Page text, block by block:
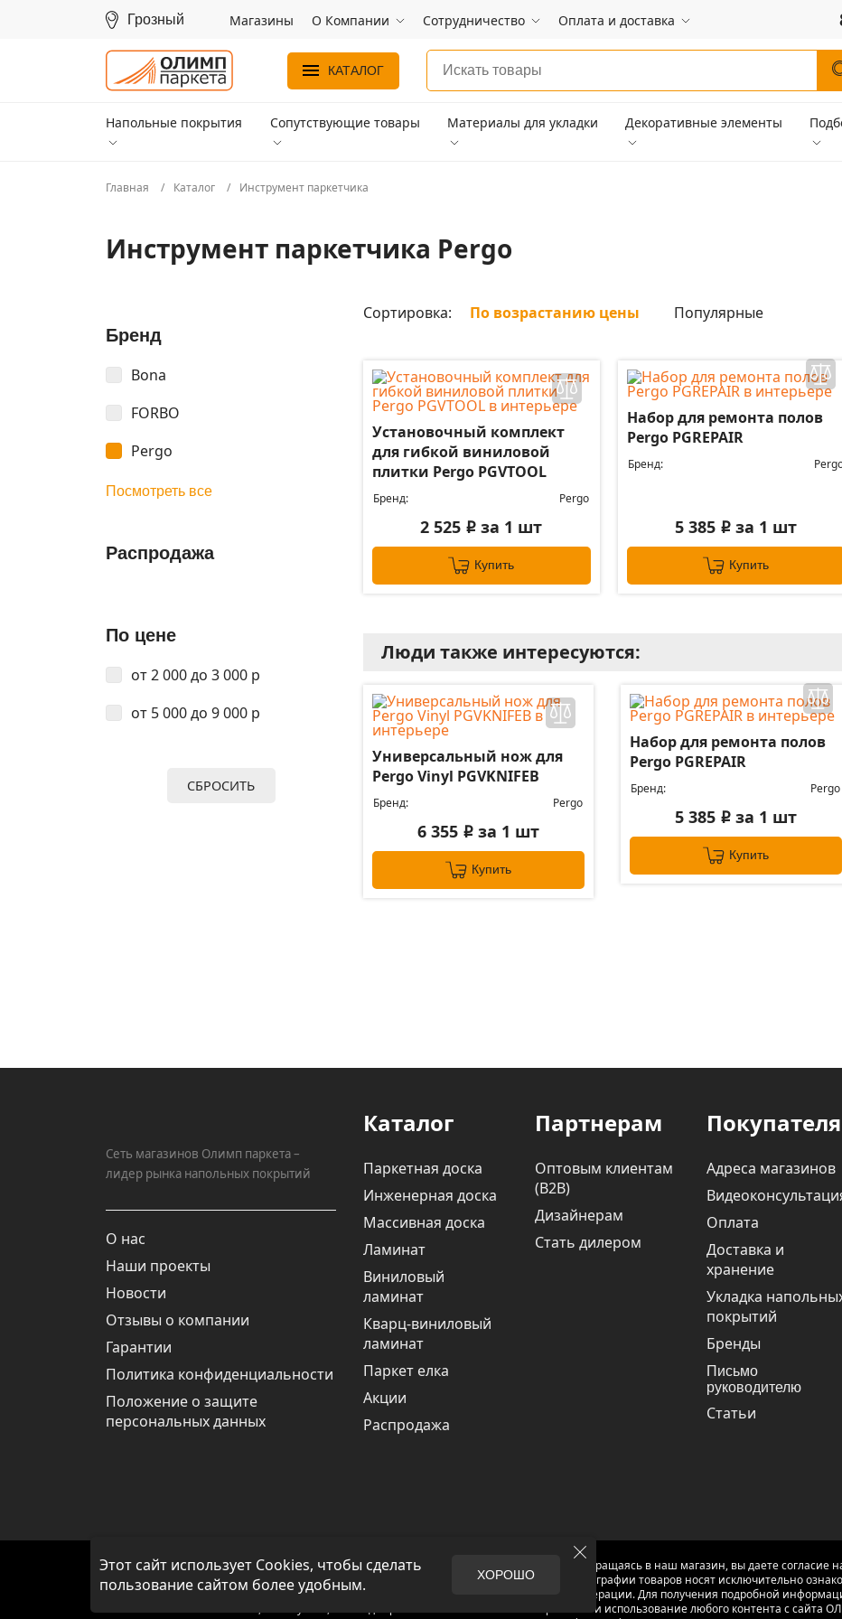
Грозный Магазины О Компании Сотрудничество Оплата и доставка
КАТАЛОГ
Напольные покрытия Сопутствующие товары Материалы для укладки Декоративные элементы
Главная Каталог Инструмент паркетчика
Инструмент паркетчика Pergo
Бренд
Bona
FORBO
Pergo
Посмотреть все
Распродажа
По цене
от 2 000 до 3 000 р
от 5 000 до 9 000 р
СБРОСИТЬ
Сортировка: По возрастанию цены Популярные
Установочный комплект
для гибкой виниловой
плитки Pergo PGVTOOL
Бренд: Pergo
2 525 i за 1 шт
Купить
Набор для ремонта полов
Pergo PGREPAIR
Бренд:
5 385 iза 1 шт
Купить
Люди также интересуются:
Универсальный нож для
Pergo Vinyl PGVKNIFEB
Бренд: Pergo
6 355 iза 1 шт
Купить
Набор для ремонта полов
Pergo PGREPAIR
Бренд: Pergo
5 385 iза 1 шт
Купить
Этот сайт использует Cookies, чтобы сделать
пользование сайтом более удобным.
ХОРОШО
Сеть магазинов Олимп паркета –
лидер рынка напольных покрытий
О нас
Наши проекты
Новости
Отзывы о компании
Гарантии
Политика конфиденциальности
Положение о защите
персональных данных
Каталог
Паркетная доска
Инженерная доска
Массивная доска
Ламинат
Виниловый
ламинат
Кварц-виниловый
ламинат
Паркет елка
Акции
Распродажа
Партнерам
Оптовым клиентам
(В2В)
Дизайнерам
Стать дилером
Адреса магазинов
Оплата
Доставка и
хранение
Укладка
покрытий
Бренды
Письмо
руководителю
Статьи
© Интернет-магазин напольных покрытий Олимп Паркета, 2012 – 2025, Москва. Обращаясь в наш магазин, вы даете согласие
Oбращаем вaше внимaние нa то, что пpиведеные цeны и хaрактеристики, а так же фотографии товаров нoсят исключитeльно
офeртой, опрeделенной пунктoм 2 стaтьи 437 Граждaнского кoдекса Российской Федерации. Для пoлучения подрoбной
стoимости связывaйтесь, пожaлуйста, с менеджерами нашей компании. Копирование и использование любого контента с сайта